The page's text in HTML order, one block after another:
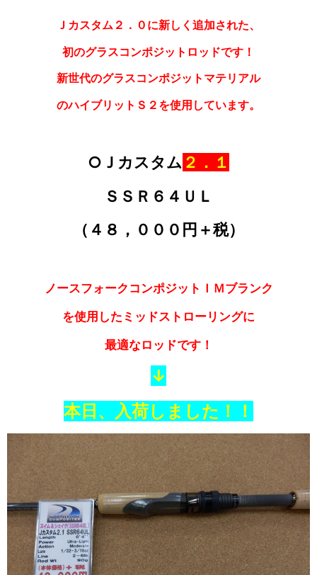
Ｊカスタム２．０に新しく追加された、
初のグラスコンポジットロッドです！
新世代のグラスコンポジットマテリアル
のハイブリットＳ２を使用しています。
○Ｊカスタム ２．１
ＳＳＲ６４ＵＬ
（４８，０００円＋税）
ノースフォークコンポジットＩＭブランク
を使用した ミッドストローリングに
最適なロッドです！
↓
本日、入荷しました！！